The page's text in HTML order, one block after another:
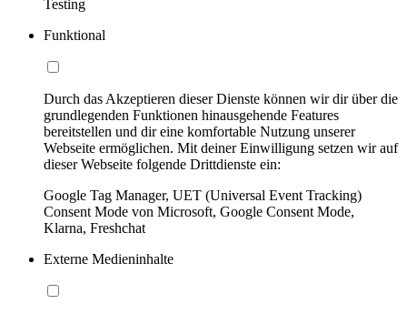
Testing
Funktional
Durch das Akzeptieren dieser Dienste können wir dir über die
grundlegenden Funktionen hinausgehende Features
bereitstellen und dir eine komfortable Nutzung unserer
Webseite ermöglichen. Mit deiner Einwilligung setzen wir auf
dieser Webseite folgende Drittdienste ein:
Google Tag Manager, UET (Universal Event Tracking)
Consent Mode von Microsoft, Google Consent Mode,
Klarna, Freshchat
Externe Medieninhalte